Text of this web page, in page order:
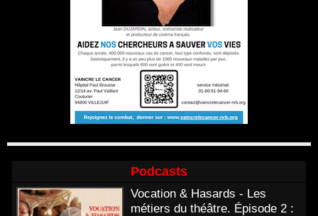
Podcasts
Vocation & Hasards - Les
métiers du théâtre. Épisode 2 :